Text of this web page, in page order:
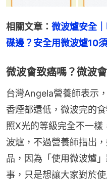
相關文章： 微波爐安全
碟邊？安全用微波爐10
微波會致癌嗎？微波
台灣Angela營養師表示
香煙都還低，微波完的
照X光的等級完全不一
波爐，不過營養師指出
品，因為「使用微波爐
事，只是想讓大家對於